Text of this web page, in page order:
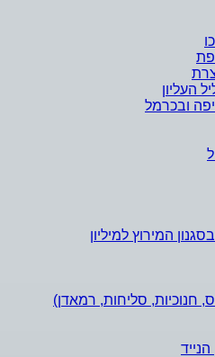
העליון
ובכרמל
המירוץ למיליון
חנוכיות, סליחות, רמאדן)